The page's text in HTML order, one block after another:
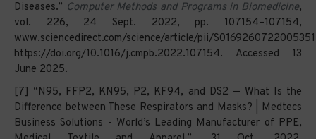
Diseases.” Computer Methods and Programs in Biomedicine,
vol. 226, 24 Sept. 2022, pp. 107154–107154,
www.sciencedirect.com/science/article/pii/
https://doi.org/10.1016/j.cmpb.2022.107154. Accessed 13
June 2025.
[7] “N95, FFP2, KN95, P2, KF94, and DS2 — What Is the
Difference between These Respirators and Masks? | Medtecs
Business Solutions - World’s Leading Manufacturer of PPE,